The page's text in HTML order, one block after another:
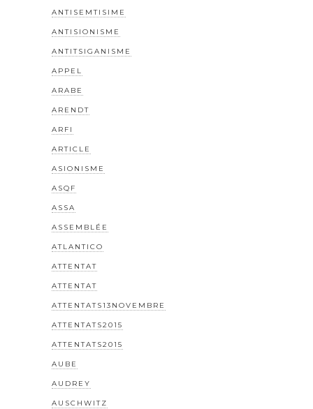
ANTISEMTISIME
ANTISIONISME
ANTITSIGANISME
APPEL
ARABE
ARENDT
ARFI
ARTICLE
ASIONISME
ASQF
ASSA
ASSEMBLÉE
ATLANTICO
ATTENTAT
ATTENTAT
ATTENTATS13NOVEMBRE
ATTENTATS2015
ATTENTATS2015
AUBE
AUDREY
AUSCHWITZ